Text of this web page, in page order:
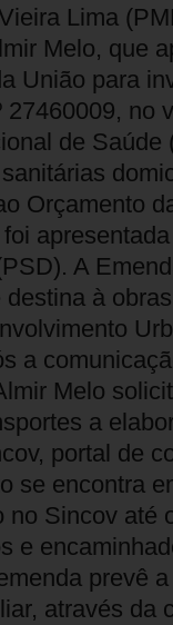
Lima
Melo, que
União para
27460009, no
de Saúde
Orçamento
A
à
a
Melo
a
portal de
se encontra
no Sincov até
e
prevê
através da